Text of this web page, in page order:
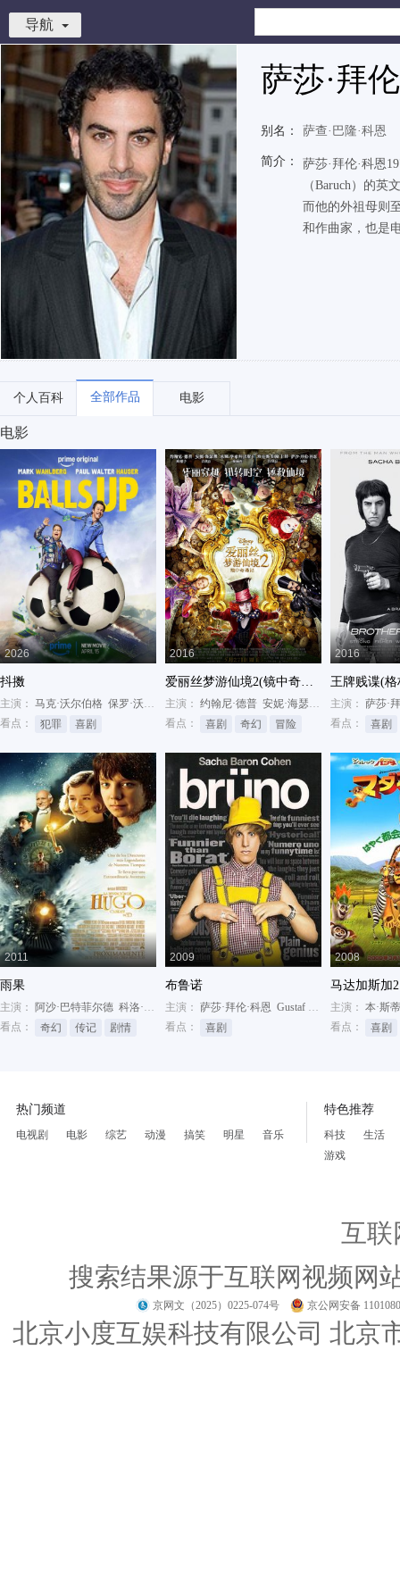
导航
萨莎·拜
别名： 萨查·巴隆·科恩
简介：
萨莎·拜伦·科恩
（Baruch）的
而他的外祖母则
和作曲家，也是
个人百科 全部作品 电影
电影
2026
抖擞
主演： 马克·沃尔伯格 保罗·沃尔特·豪泽
萨莎·拜伦·科恩
看点：
犯罪 喜剧
2016
爱丽丝梦游仙境2(镜中奇遇记)
主演： 约翰尼·德普 安妮·海瑟薇
米娅·华希科沃
看点：
喜剧 奇幻 冒险
2016
王牌贱谍(
主演： 萨莎·
看点：
喜剧
2011
雨果
主演： 阿沙·巴特菲尔德 科洛·莫瑞兹
本·金斯利
看点：
奇幻 传记 剧情
2009
布鲁诺
主演： 萨莎·拜伦·科恩 Gustaf Hammarsten
博诺
看点：
喜剧
2008
马达加斯加2
主演： 本·斯
看点：
喜剧
热门频道
电视剧 电影 综艺 动漫 搞笑 明星 音乐
特色推荐
科技
生活
游戏
互联
搜索结果源于互联网视频网
京网文（2025）0225-074号 京公网安备
北京小度互娱科技有限公司 北京